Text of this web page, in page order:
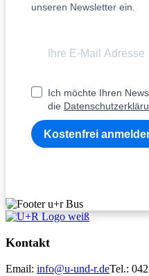
unseren Newsletter ein.
Ich möchte Ihren
die
Kostenfrei
Kontakt
Email: info@u-und-r.deTel.: